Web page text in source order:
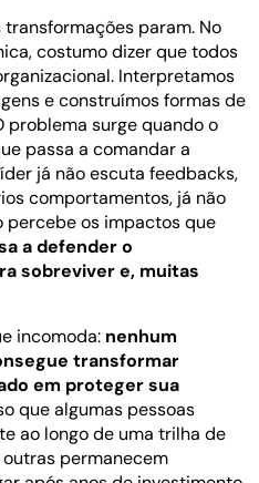
param. No
costumo dizer que todos
Interpretamos
e construímos formas de
problema surge quando o
passa a comandar a
já não escuta feedbacks,
comportamentos, já não
percebe os impactos que
a defender o
sobreviver e, muitas
incomoda: nenhum
transformar
em proteger sua
que algumas pessoas
ao longo de uma trilha de
permanecem